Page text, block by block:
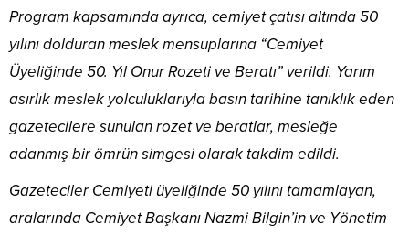
Program kapsamında ayrıca, cemiyet çatısı altında 50
yılını dolduran meslek mensuplarına “Cemiyet
Üyeliğinde 50. Yıl Onur Rozeti ve Beratı” verildi. Yarım
asırlık meslek yolculuklarıyla basın tarihine tanıklık eden
gazetecilere sunulan rozet ve beratlar, mesleğe
adanmış bir ömrün simgesi olarak takdim edildi.
Gazeteciler Cemiyeti üyeliğinde 50 yılını tamamlayan,
aralarında Cemiyet Başkanı Nazmi Bilgin’in ve Yönetim